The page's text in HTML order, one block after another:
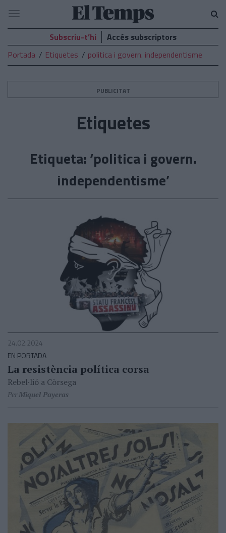
El
Temps
Navegació
Subscriu-t’hi
Accés subscriptors
Portada
Etiquetes politica i govern. independentisme
PUBLICITAT
Etiquetes
Etiqueta: ‘politica i govern.
independentisme’
24.02.2024
EN PORTADA
La resistència política corsa
Rebel·lió a Còrsega
PerMiquel Payeras